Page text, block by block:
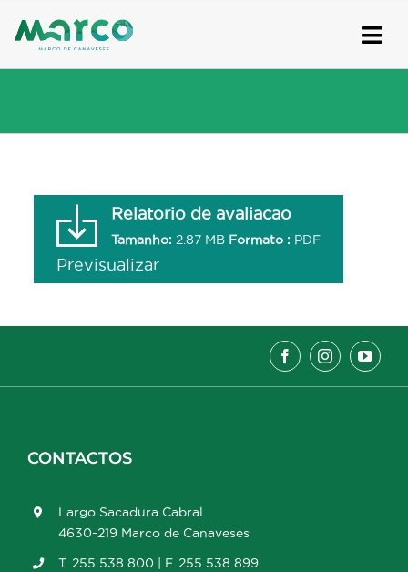
to
Relatorio de avaliacao
Tamanho: 2.87 MB Formato : PDF
Previsualizar
CONTACTOS
Largo Sacadura Cabral
4630-219 Marco de Canaveses
T. 255 538 800 | F. 255 538 899